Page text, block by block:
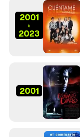
2001
-
2023
2001